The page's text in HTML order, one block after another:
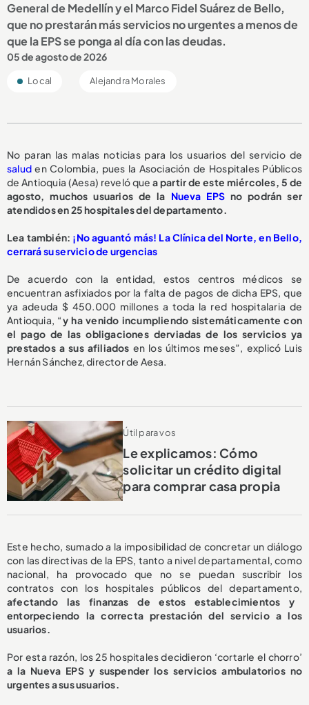
General de Medellín y el Marco Fidel Suárez de Bello,
que no prestarán más servicios no urgentes a menos de
que la EPS se ponga al día con las deudas.
05 de agosto de 2026
Local Alejandra Morales
No paran las malas noticias para los usuarios del servicio de
salud en Colombia, pues la Asociación de Hospitales Públicos
de Antioquia (Aesa) reveló quea partir de este miércoles, 5 de
agosto, muchos usuarios de la Nueva EPS no podrán ser
atendidos en 25 hospitales del departamento.
Lea también: ¡No aguantó más! La Clínica del Norte, en Bello,
cerrará su servicio de urgencias
De acuerdo con la entidad, estos centros médicos se
encuentran asfixiados por la falta de pagos de dicha EPS, que
ya adeuda $ 450.000 millones a toda la red hospitalaria de
Antioquia, “y ha venido incumpliendo sistemáticamente con
el pago de las obligaciones derviadas de los servicios ya
prestados a sus afiliados en los últimos meses”, explicó Luis
Hernán Sánchez, director de Aesa.
Útil para vos
Le explicamos: Cómo
solicitar un crédito digital
para comprar casa propia
Este hecho, sumado a la imposibilidad de concretar un diálogo
con las directivas de la EPS, tanto a nivel departamental, como
nacional, ha provocado que no se puedan suscribir los
contratos con los hospitales públicos del departamento,
afectando las finanzas de estos establecimientos y
entorpeciendo la correcta prestación del servicio a los
usuarios.
Por esta razón, los 25 hospitales decidieron ‘cortarle el chorro’
a la Nueva EPS y suspender los servicios ambulatorios no
urgentes a sus usuarios.